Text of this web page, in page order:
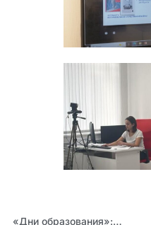
«Дни образования»: учителя иностранных языков обсудили актуальные вопросы в преподавании иностранных языков